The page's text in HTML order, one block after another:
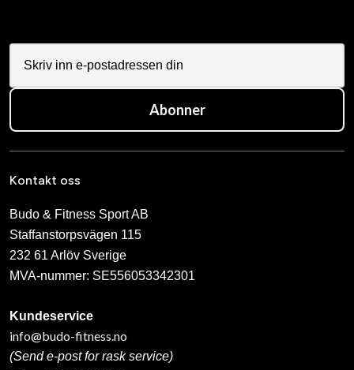
Abonner
Kontakt oss
Budo & Fitness Sport AB
Staffanstorpsvägen 115
232 61 Arlöv Sverige
MVA-nummer: SE556053342301
Kundeservice
info@budo-fitness.no
(Send e-post for rask service)